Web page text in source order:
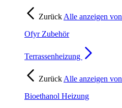
Zurück Alle anzeigen von
Ofyr Zubehör
Terrassenheizung
Zurück Alle anzeigen von
Bioethanol Heizung